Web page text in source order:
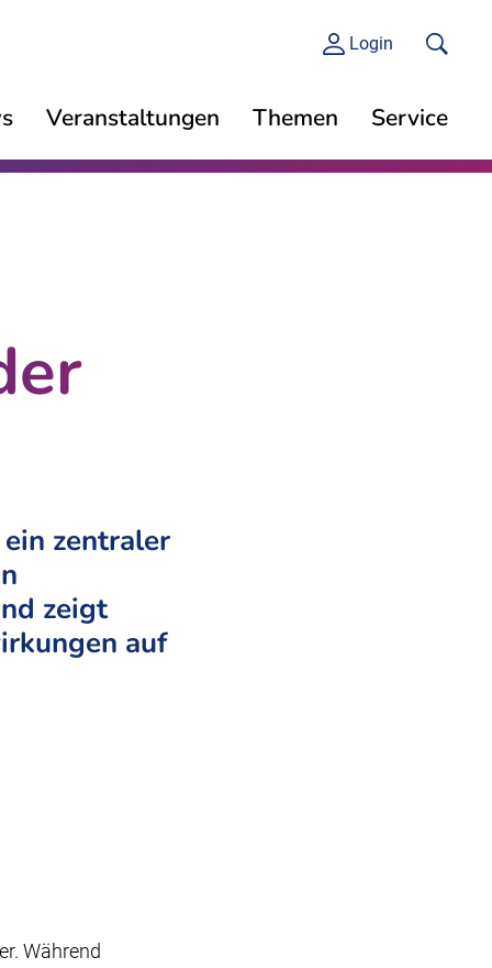
Login
Veranstaltungen Themen Service
zentraler
zeigt
auf
Während